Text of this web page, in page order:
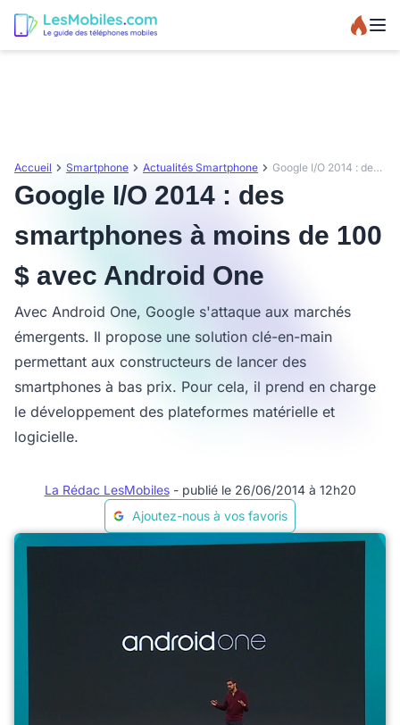
Accueil Smartphone Actualités Smartphone Google I/O 2014 : des smartphones à moins de 100 $ avec Android One
Google I/O 2014 : des
smartphones à moins de 100
$ avec Android One
Avec Android One, Google s'attaque aux marchés
émergents. Il propose une solution clé-en-main
permettant aux constructeurs de lancer des
smartphones à bas prix. Pour cela, il prend en charge
le développement des plateformes matérielle et
logicielle.
La Rédac LesMobiles - publié le 26/06/2014 à 12h20
Ajoutez-nous à vos favoris